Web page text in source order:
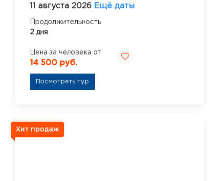
11 августа 2026 Ещё даты
Продолжительность
2 дня
Цена за человека от
14 500 руб.
Посмотреть тур
Хит продаж